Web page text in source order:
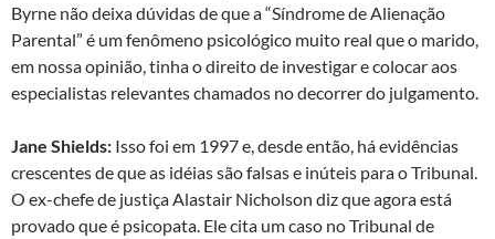
Byrne não deixa dúvidas de que a “Síndrome de Alienação
Parental” é um fenômeno psicológico muito real que o marido,
em nossa opinião, tinha o direito de investigar e colocar aos
especialistas relevantes chamados no decorrer do julgamento.
Jane Shields: Isso foi em 1997 e, desde então, há evidências
crescentes de que as idéias são falsas e inúteis para o Tribunal.
O ex-chefe de justiça Alastair Nicholson diz que agora está
provado que é psicopata. Ele cita um caso no Tribunal de